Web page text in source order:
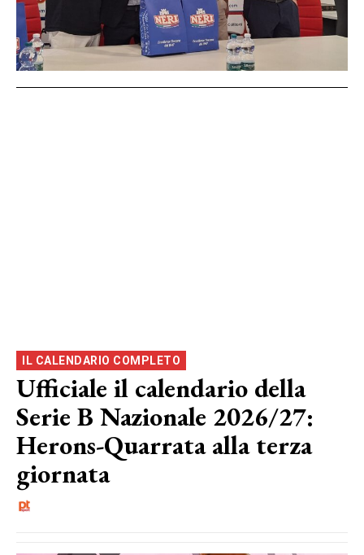
IL CALENDARIO COMPLETO
Ufficiale il calendario della
Serie B Nazionale 2026/27:
Herons-Quarrata alla terza
giornata